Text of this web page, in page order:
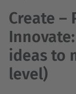
Create –
ideas to
level)